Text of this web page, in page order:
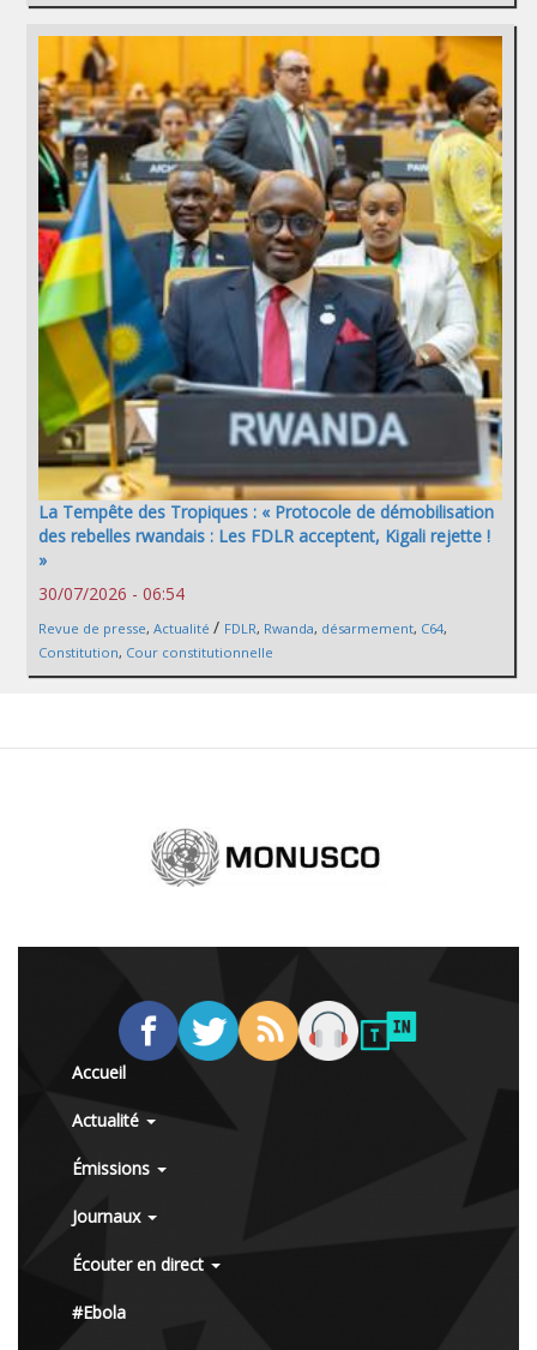
La Tempête des Tropiques : « Protocole de démobilisation
des rebelles rwandais : Les FDLR acceptent, Kigali rejette !
»
30/07/2026 - 06:54
Revue de presse, Actualité / FDLR, Rwanda, désarmement, C64,
Constitution, Cour constitutionnelle
Accueil
Actualité
Émissions
Journaux
Écouter en direct
#Ebola